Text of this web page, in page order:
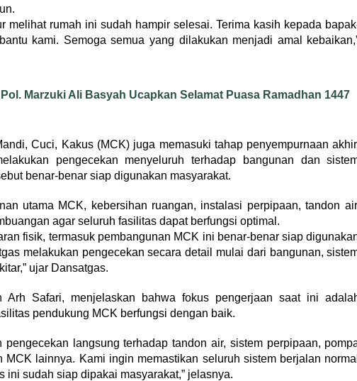
melihat rumah ini sudah hampir selesai. Terima kasih kepada
kami. Semoga semua yang dilakukan menjadi amal
Marzuki Ali Basyah Ucapkan Selamat Puasa Ramadhan 1447
Cuci, Kakus (MCK) juga memasuki tahap penyempurnaan
pengecekan menyeluruh terhadap bangunan dan
benar-benar siap digunakan masyarakat.
utama MCK, kebersihan ruangan, instalasi perpipaan, tandon
agar seluruh fasilitas dapat berfungsi optimal.
fisik, termasuk pembangunan MCK ini benar-benar siap
melakukan pengecekan secara detail mulai dari bangunan,
ujar Dansatgas.
Arh Safari, menjelaskan bahwa fokus pengerjaan saat ini
pendukung MCK berfungsi dengan baik.
langsung terhadap tandon air, sistem perpipaan,
lainnya. Kami ingin memastikan seluruh sistem berjalan normal
sudah siap dipakai masyarakat,” jelasnya.